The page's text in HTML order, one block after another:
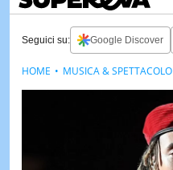
Seguici su: Google Discover
HOME MUSICA & SPETTACOLO